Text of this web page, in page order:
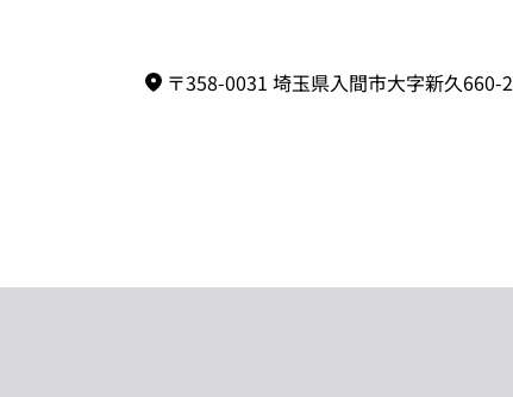
〒358-0031 埼玉県入間市大字新久660-2